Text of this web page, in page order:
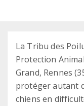
La Tribu des
Protection
Grand, Rennes
protéger autant
chiens en